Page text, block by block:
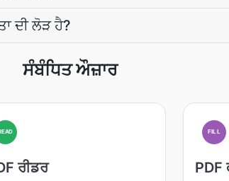
ਦੀ ਲੋੜ ਹੈ?
ਸੰਬੰਧਿਤ ਔਜ਼ਾਰ
ਰੀਡਰ
FILL
PDF